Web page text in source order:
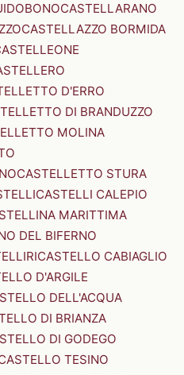
CASTELLARANO
CASTELLAZZO BORMIDA
D'ERRO
DI BRANDUZZO
MOLINA
CASTELLETTO STURA
CASTELLI CALEPIO
MARITTIMA
DEL BIFERNO
CASTELLO CABIAGLIO
D'ARGILE
DELL'ACQUA
DI BRIANZA
DI GODEGO
TESINO